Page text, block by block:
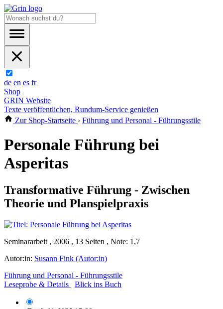
de en es fr
Shop
GRIN Website
Texte veröffentlichen, Rundum-Service genießen
Zur Shop-Startseite › Führung und Personal - Führungsstile
Personale Führung bei
Asperitas
Transformative Führung - Zwischen
Theorie und Planspielpraxis
Seminararbeit , 2006 , 13 Seiten , Note: 1,7
Autor:in: Susann Fink (Autor:in)
Führung und Personal - Führungsstile
Leseprobe & Details
Blick ins Buch